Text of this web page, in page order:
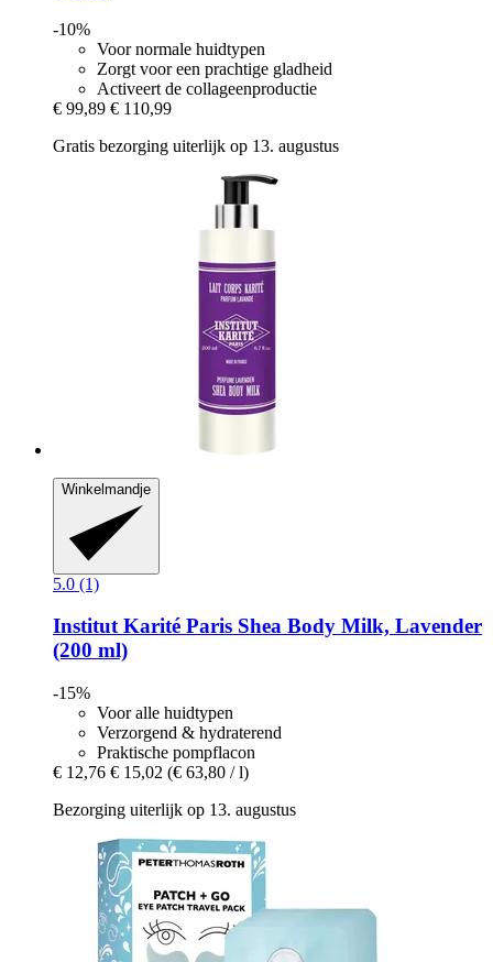
-10%
Voor normale huidtypen
Zorgt voor een prachtige gladheid
Activeert de collageenproductie
€ 99,89 € 110,99
Gratis bezorging uiterlijk op 13. augustus
Winkelmandje
5.0 (1)
Institut Karité Paris Shea Body Milk, Lavender
(200 ml)
-15%
Voor alle huidtypen
Verzorgend & hydraterend
Praktische pompflacon
€ 12,76 € 15,02 (€ 63,80 / l)
Bezorging uiterlijk op 13. augustus